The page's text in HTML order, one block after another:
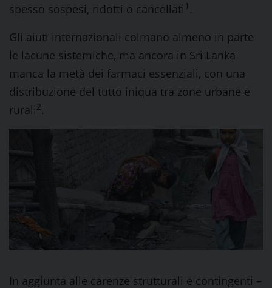
spesso sospesi, ridotti o cancellati 1 .
Gli aiuti internazionali colmano almeno in parte
le lacune sistemiche, ma ancora in Sri Lanka
manca la metà dei farmaci essenziali, con una
distribuzione del tutto iniqua tra zone urbane e
rurali2.
In aggiunta alle carenze strutturali e contingenti –